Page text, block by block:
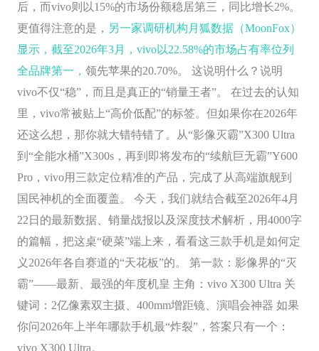
后，而vivo则以15%的市场份额稳居第三，同比增长2%。
更值得注意的是， 另一家调研机构月狐数据（MoonFox）
显示，截至2026年3月，vivo以22.58%的市场占有率位列
全品牌第一， 领先苹果的20.70%。 这说明什么？说明
vivo不仅“稳”，而且是真正的“销量王者”。 在过去的认知
里，vivo常被贴上“高价低配”的标签。但如果你在2026年
还这么想，那你就大错特错了。从“影像灭霸”X300 Ultra
到“全能水桶”X300s，再到即将发布的“续航巨无霸”Y600
Pro，vivo用三款定位精准的产品，完成了从高端旗舰到
国民神机的全面覆盖。 今天，我们就结合截至2026年4月
22日的最新数据、销量战报以及深度技术解析，用4000字
的篇幅，把这桌“硬菜”端上来，看看这三款手机是如何定
义2026年各自赛道的“天花板”的。 第一款：影像界的“灭
霸”——最新、最强的年度机皇 主角：vivo X300 Ultra 关
键词：2亿像素双主摄、400mm增距镜、演唱会神器 如果
你问2026年上半年哪款手机最“炸裂”，答案只有一个：
vivo X300 Ultra。